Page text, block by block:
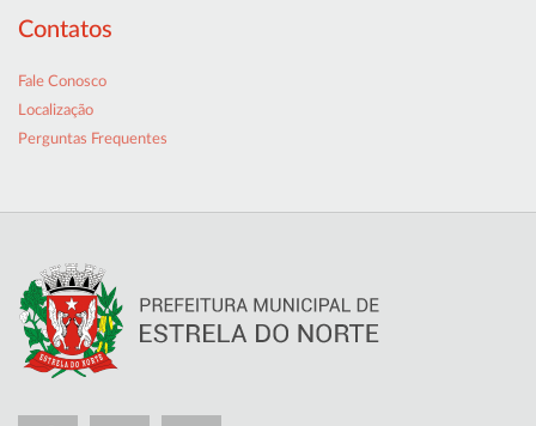
Contatos
Fale Conosco
Localização
Perguntas Frequentes